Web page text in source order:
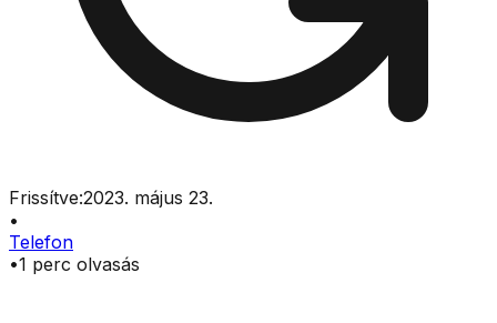
Frissítve:2023. május 23.
•
Telefon
•1 perc olvasás